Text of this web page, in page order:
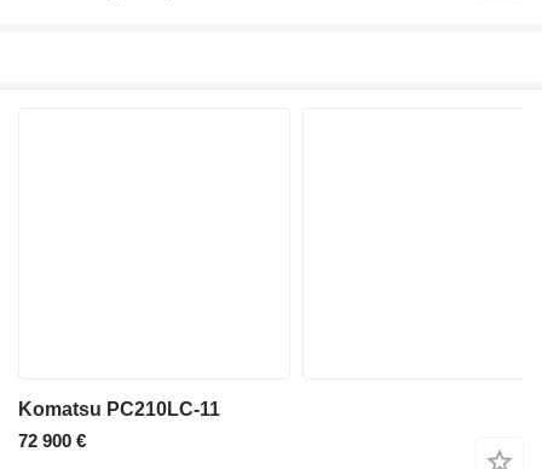
Komatsu PC210LC-11
72 900 €